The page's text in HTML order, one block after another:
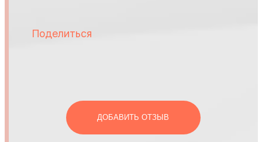
Поделиться
ДОБАВИТЬ ОТЗЫВ